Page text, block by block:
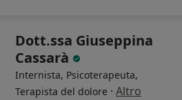
Dott.ssa Giuseppina
Cassarà
Internista, Psicoterapeuta,
Terapista del dolore · Altro